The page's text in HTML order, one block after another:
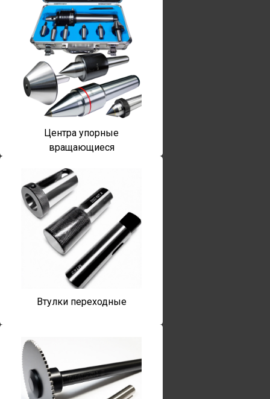
Центра упорные
вращающиеся
Втулки переходные